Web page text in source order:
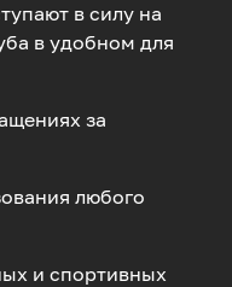
в силу на
в удобном для
за
любого
и спортивных